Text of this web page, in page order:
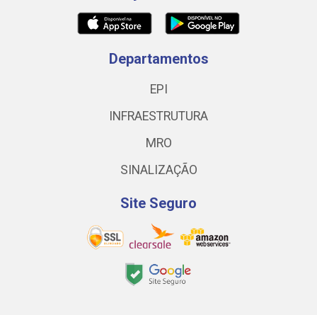
Departamentos
EPI
INFRAESTRUTURA
MRO
SINALIZAÇÃO
Site Seguro